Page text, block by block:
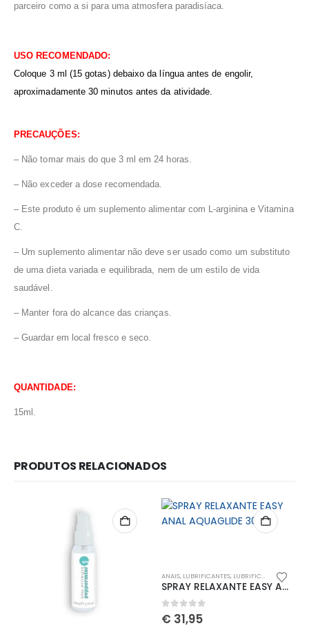
parceiro como a si para uma atmosfera paradisíaca.
USO RECOMENDADO:
Coloque 3 ml (15 gotas) debaixo da língua antes de engolir,
aproximadamente 30 minutos antes da atividade.
PRECAUÇÕES:
– Não tomar mais do que 3 ml em 24 horas.
– Não exceder a dose recomendada.
– Este produto é um suplemento alimentar com L-arginina e Vitamina
C.
– Um suplemento alimentar não deve ser usado como um substituto
de uma dieta variada e equilibrada, nem de um estilo de vida
saudável.
– Manter fora do alcance das crianças.
– Guardar em local fresco e seco.
QUANTIDADE:
15ml.
PRODUTOS RELACIONADOS
ANAIS, LUBRIFICANTES, LUBRIFICANTES SEXUAIS
SPRAY RELAXANTE EASY ANAL AQUAGLIDE 30ML
0out of 5
€ 31,95
Métodos de Pagamento